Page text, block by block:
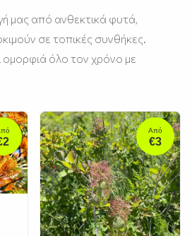
μας από ανθεκτικά φυτά,
σε τοπικές συνθήκες.
όλο τον χρόνο με
Από
€3